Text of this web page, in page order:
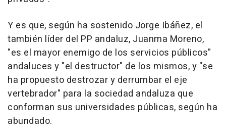
Y es que, según ha sostenido Jorge Ibáñez, el
también líder del PP andaluz, Juanma Moreno,
"es el mayor enemigo de los servicios públicos"
andaluces y "el destructor" de los mismos, y "se
ha propuesto destrozar y derrumbar el eje
vertebrador" para la sociedad andaluza que
conforman sus universidades públicas, según ha
abundado.